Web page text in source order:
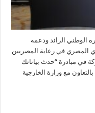
الوطني الرائد ودعمه
المصري في رعاية المصريين
في مبادرة “حدث بياناتك
مع وزارة الخارجية